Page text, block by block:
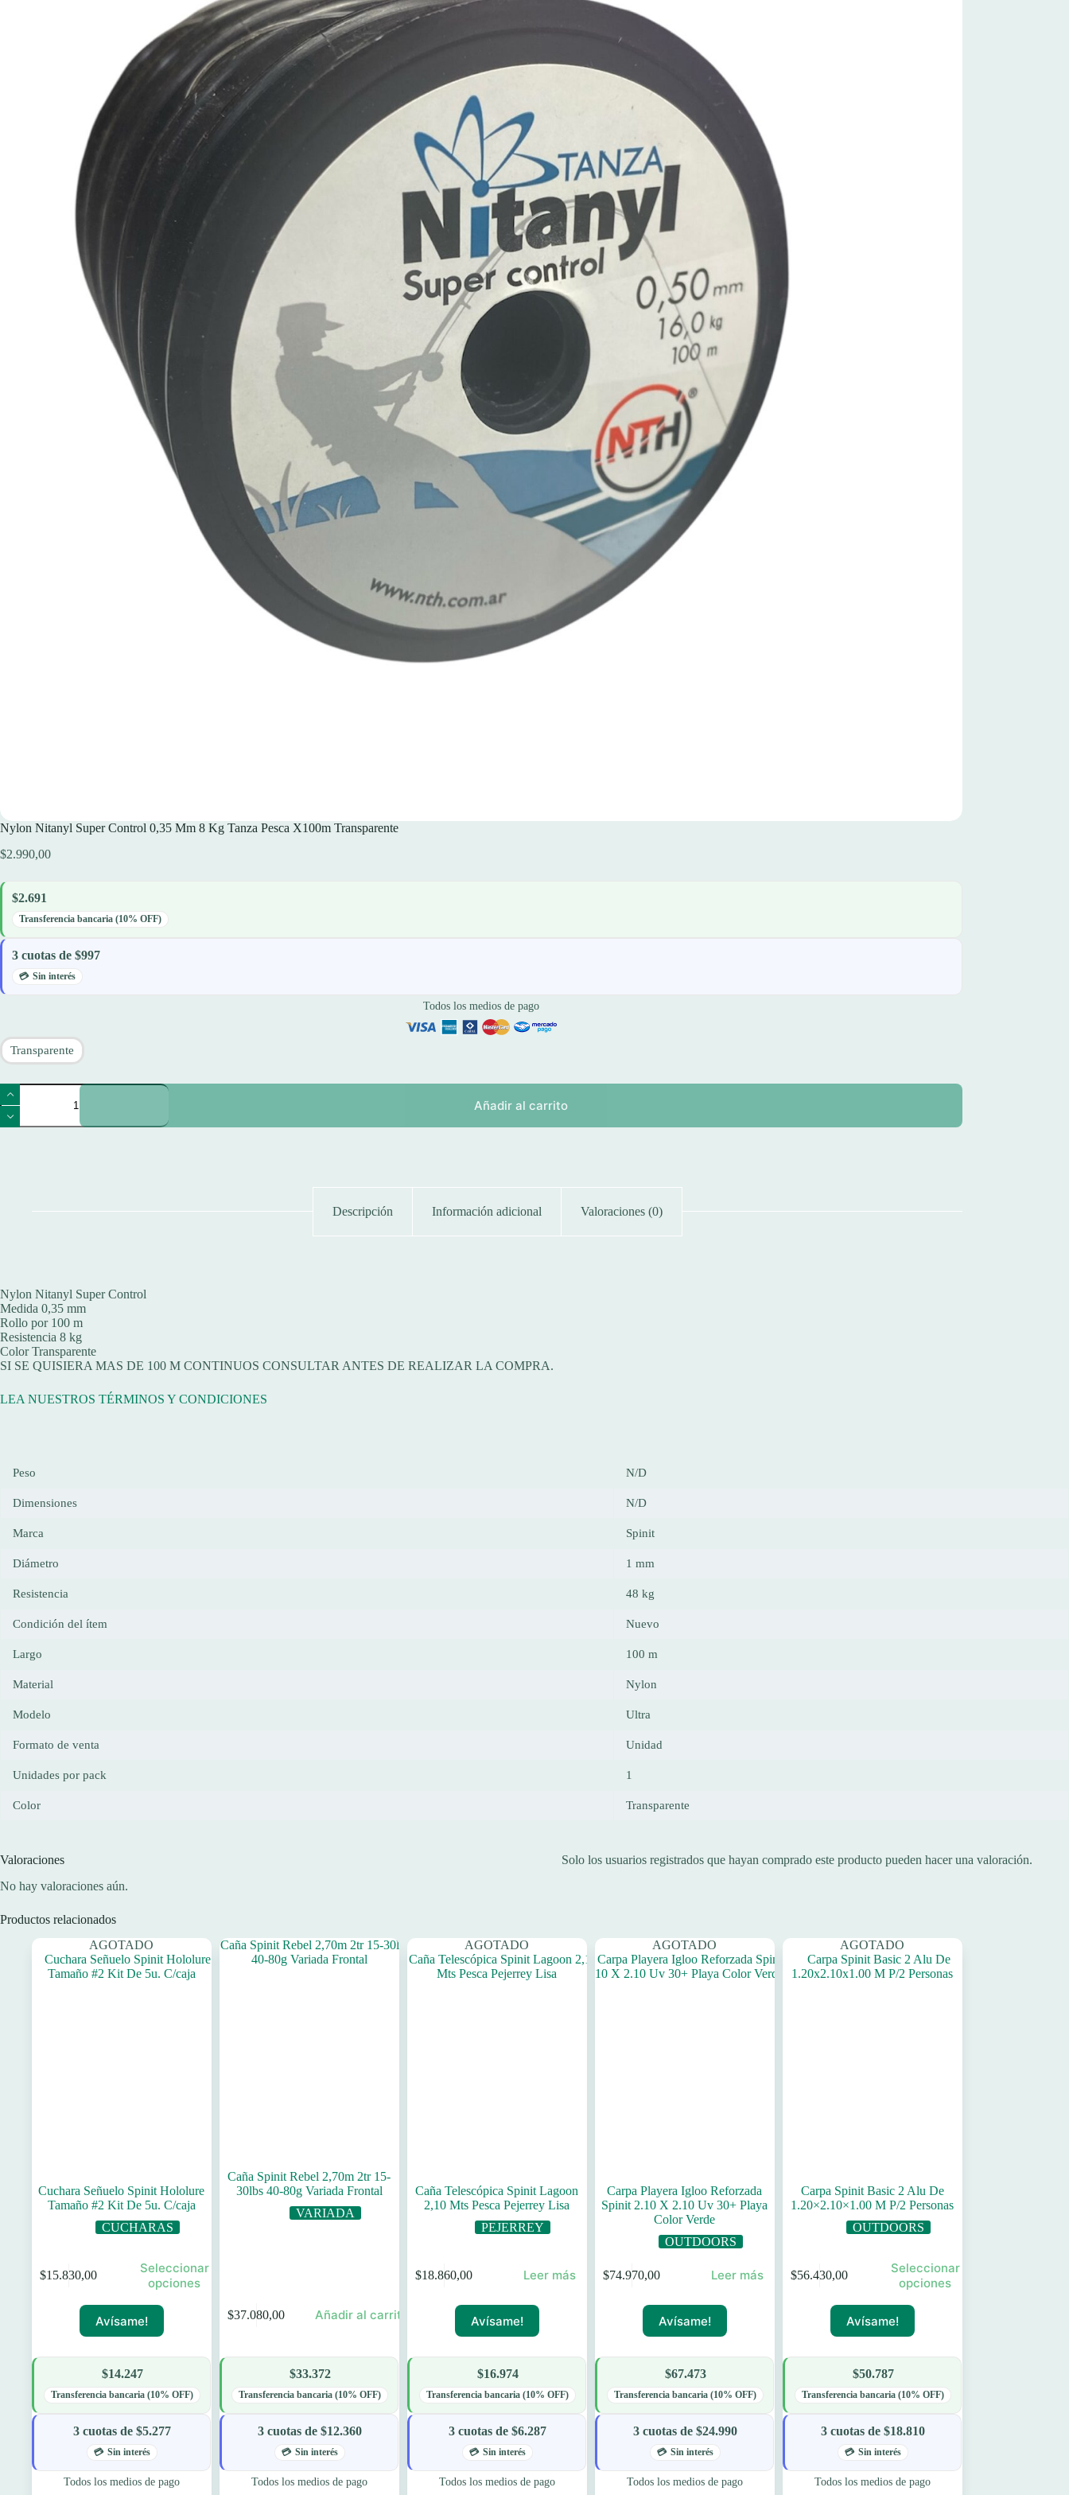
Nylon Nitanyl Super Control 0,35 Mm 8 Kg Tanza Pesca X100m Transparente
$2.990,00
$2.691
Transferencia bancaria (10% OFF)
3 cuotas de $997
Sin interés
Todos los medios de pago
Transparente
Nylon
Nitanyl
Super
Control
Añadir al carrito
Descripción Información adicional Valoraciones (0)
Nylon Nitanyl Super Control
Medida 0,35 mm
Rollo por 100 m
Resistencia 8 kg
Color Transparente
SI SE QUISIERA MAS DE 100 M CONTINUOS CONSULTAR ANTES DE REALIZAR LA COMPRA.
LEA NUESTROS TÉRMINOS Y CONDICIONES
Peso N/D
Dimensiones N/D
Marca Spinit
Diámetro 1 mm
Resistencia 48 kg
Condición del ítem Nuevo
Largo 100 m
Material Nylon
Modelo Ultra
Formato de venta Unidad
Unidades por pack 1
Color Transparente
Valoraciones
No hay valoraciones aún.
Solo los usuarios registrados que hayan comprado este producto pueden hacer una valoración.
Productos relacionados
AGOTADO
Cuchara Señuelo Spinit Hololure
Tamaño #2 Kit De 5u. C/caja
CUCHARAS
$15.830,00
Seleccionar
opciones
producto
producto
Avísame!
$14.247
Transferencia bancaria (10% OFF)
3 cuotas de $5.277
Sin interés
Todos los medios de pago
Caña Spinit Rebel 2,70m 2tr 15-
30lbs 40-80g Variada Frontal
VARIADA
$37.080,00 Añadir al carrito
$33.372
Transferencia bancaria (10% OFF)
3 cuotas de $12.360
Sin interés
Todos los medios de pago
AGOTADO
Caña Telescópica Spinit Lagoon
2,10 Mts Pesca Pejerrey Lisa
PEJERREY
$18.860,00 Leer más
Avísame!
$16.974
Transferencia bancaria (10% OFF)
3 cuotas de $6.287
Sin interés
Todos los medios de pago
AGOTADO
Carpa Playera Igloo Reforzada
Spinit 2.10 X 2.10 Uv 30+ Playa
Color Verde
OUTDOORS
$74.970,00 Leer más
Avísame!
$67.473
Transferencia bancaria (10% OFF)
3 cuotas de $24.990
Sin interés
Todos los medios de pago
AGOTADO
Carpa Spinit Basic 2 Alu De
1.20×2.10×1.00 M P/2 Personas
OUTDOORS
$56.430,00
Seleccionar
opciones
producto
producto
Avísame!
$50.787
Transferencia bancaria (10% OFF)
3 cuotas de $18.810
Sin interés
Todos los medios de pago